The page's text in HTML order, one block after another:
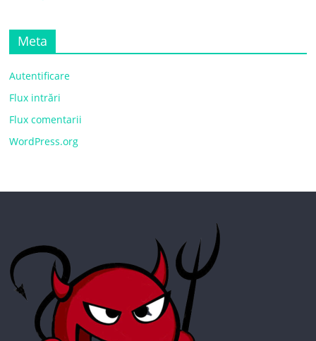
Meta
Autentificare
Flux intrări
Flux comentarii
WordPress.org